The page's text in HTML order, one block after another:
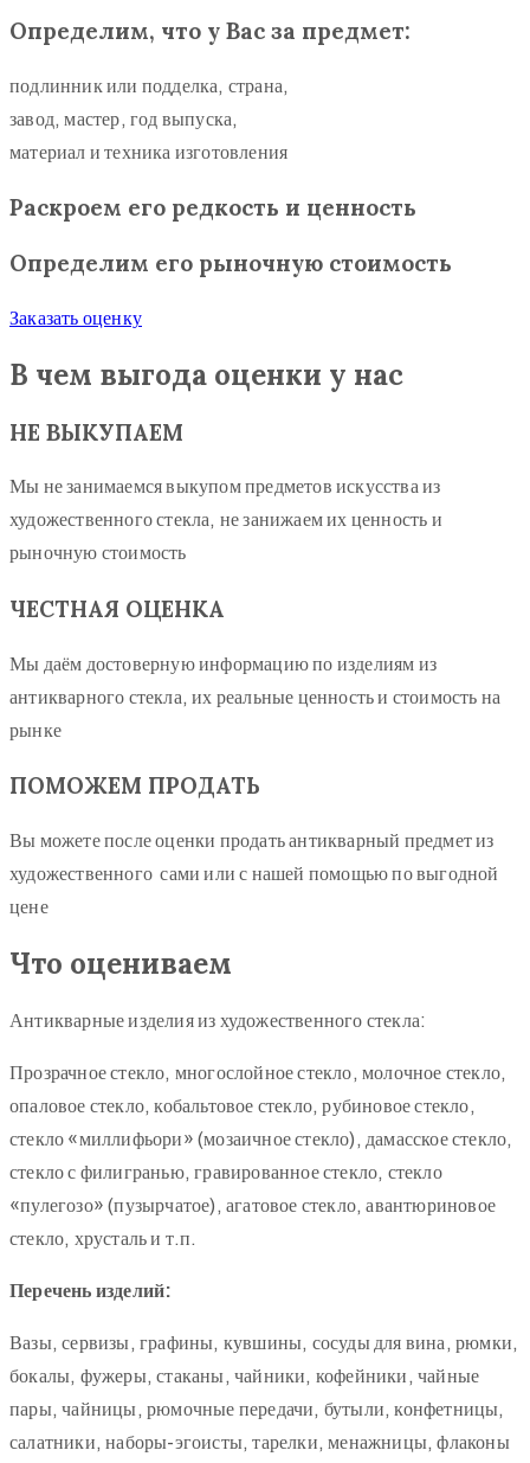
Определим, что у Вас за предмет:
подлинник или подделка, страна,
завод, мастер, год выпуска,
материал и техника изготовления
Раскроем его редкость и ценность
Определим его рыночную стоимость
Заказать оценку
В чем выгода оценки у нас
НЕ ВЫКУПАЕМ
Мы не занимаемся выкупом предметов искусства из
художественного стекла, не занижаем их ценность и
рыночную стоимость
ЧЕСТНАЯ ОЦЕНКА
Мы даём достоверную информацию по изделиям из
антикварного стекла, их реальные ценность и стоимость на
рынке
ПОМОЖЕМ ПРОДАТЬ
Вы можете после оценки продать антикварный предмет из
художественного сами или с нашей помощью по выгодной
цене
Что оцениваем
Антикварные изделия из художественного стекла:
Прозрачное стекло, многослойное стекло, молочное стекло,
опаловое стекло, кобальтовое стекло, рубиновое стекло,
стекло «миллифьори» (мозаичное стекло), дамасское стекло,
стекло с филигранью, гравированное стекло, стекло
«пулегозо» (пузырчатое), агатовое стекло, авантюриновое
стекло, хрусталь и т.п.
Перечень изделий:
Вазы, сервизы, графины, кувшины, сосуды для вина, рюмки,
бокалы, фужеры, стаканы, чайники, кофейники, чайные
пары, чайницы, рюмочные передачи, бутыли, конфетницы,
салатники, наборы-эгоисты, тарелки, менажницы, флаконы